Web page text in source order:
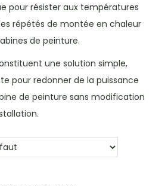
pour résister aux températures
répétés de montée en chaleur
de peinture.
une solution simple,
pour redonner de la puissance
de peinture sans modification